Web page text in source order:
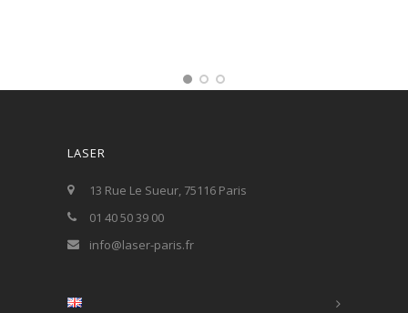
LASER
13 Rue Le Sueur, 75116 Paris
01 40 50 39 00
info@laser-paris.fr